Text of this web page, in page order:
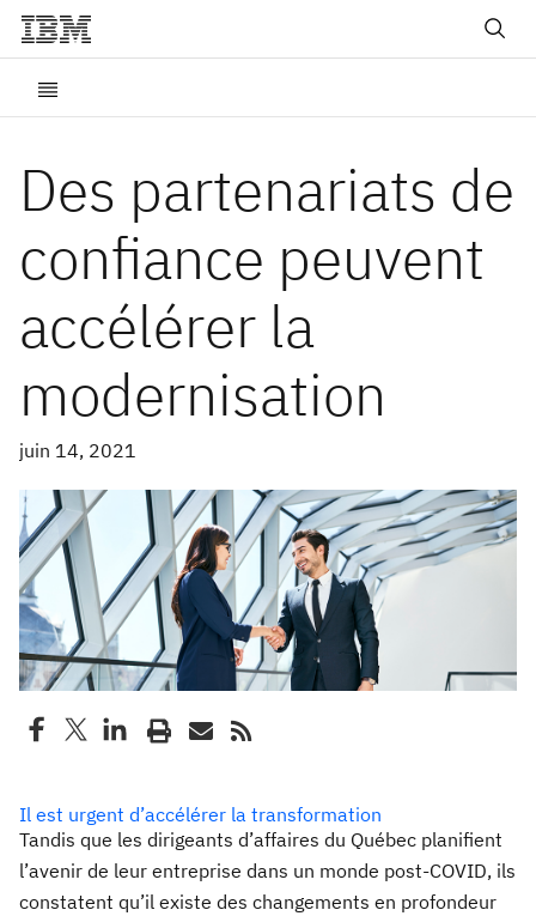
Des partenariats de
confiance peuvent
accélérer la
modernisation
juin 14, 2021
Il est urgent d’accélérer la transformation
Tandis que les dirigeants d’affaires du Québec planifient
l’avenir de leur entreprise dans un monde post-COVID, ils
constatent qu’il existe des changements en profondeur